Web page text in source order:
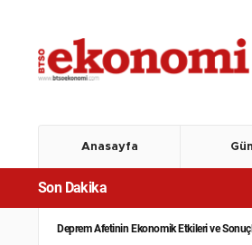
Anasayfa
Son Dakika
Ekonomilerde Denge Arayışları Sürüyor
Deprem Afetinin Ekonomik Etkileri ve